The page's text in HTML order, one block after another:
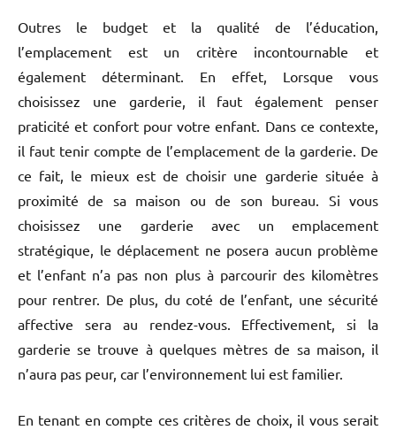
Outres le budget et la qualité de l’éducation,
l’emplacement est un critère incontournable et
également déterminant. En effet, Lorsque vous
choisissez une garderie, il faut également penser
praticité et confort pour votre enfant. Dans ce contexte,
il faut tenir compte de l’emplacement de la garderie. De
ce fait, le mieux est de choisir une garderie située à
proximité de sa maison ou de son bureau. Si vous
choisissez une garderie avec un emplacement
stratégique, le déplacement ne posera aucun problème
et l’enfant n’a pas non plus à parcourir des kilomètres
pour rentrer. De plus, du coté de l’enfant, une sécurité
affective sera au rendez-vous. Effectivement, si la
garderie se trouve à quelques mètres de sa maison, il
n’aura pas peur, car l’environnement lui est familier.
En tenant en compte ces critères de choix, il vous serait